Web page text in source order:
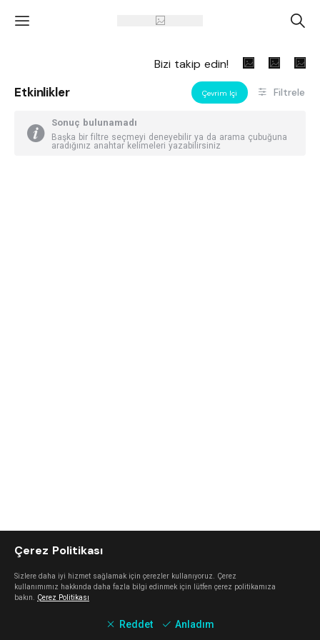
' A
Bizi takip edin!
Etkinlikler Çevrim Içi Filtrele
Sonuç bulunamadı
Başka bir filtre seçmeyi deneyebilir ya da arama çubuğuna
aradığınız anahtar kelimeleri yazabilirsiniz
Çerez Politikası
Sizlere daha iyi hizmet sağlamak için çerezler kullanıyoruz. Çerez
kullanımımız hakkında daha fazla bilgi edinmek için lütfen çerez politikamıza
bakın. Çerez Politikası
Reddet Anladım